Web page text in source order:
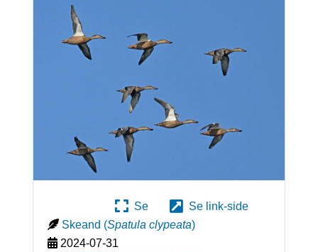
Se
Se link-side
Skeand (Spatula clypeata)
2024-07-31